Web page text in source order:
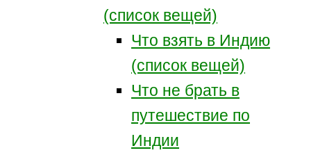
(список вещей)
Что взять в Индию
(список вещей)
Что не брать в
путешествие по
Индии